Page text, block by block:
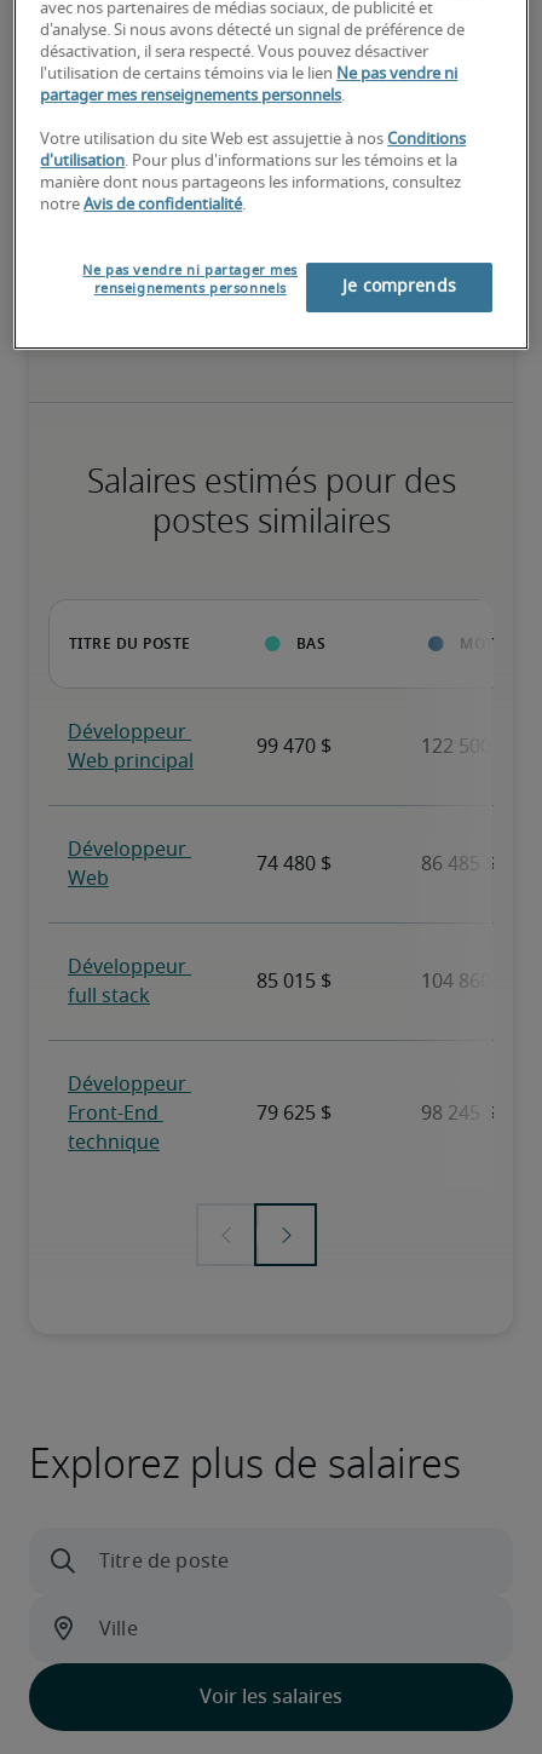
Le candidat possède une expérience modérée dans le poste,
répond à la plupart des exigences ou possède des compétences
transférables équivalentes, et peut également détenir des
certifications pertinentes.
Élevé
Le candidat possède une vaste expérience et des compétences
avancées pour le poste, et peut également détenir des
certifications spécialisées.
Salaires estimés pour des
postes similaires
Explorez plus de salaires
avec nos partenaires de médias sociaux, de publicité et
d'analyse. Si nous avons détecté un signal de préférence de
désactivation, il sera respecté. Vous pouvez désactiver
l'utilisation de certains témoins via le lien Ne pas vendre ni
partager mes renseignements personnels.
Votre utilisation du site Web est assujettie à nosConditions
d'utilisation. Pour plus d'informations sur les témoins et la
manière dont nous partageons les informations, consultez
notreAvis de confidentialité.
Ne pas vendre ni partager mes
renseignements personnels
Je comprends